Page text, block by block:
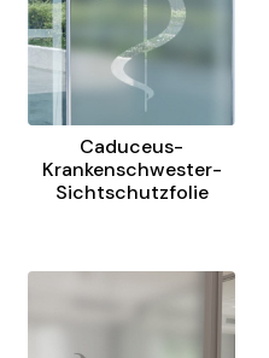
Caduceus-
Krankenschwester-
Sichtschutzfolie